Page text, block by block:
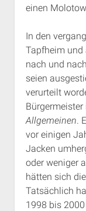
einen
In den
Tapfheim und
nach und
seien
verurteilt
Allgemeinen .
vor einigen
Jacken
oder weniger
hätten sich
Tatsächlich
1998 bis